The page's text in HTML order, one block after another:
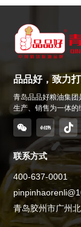
品品好，致力
青岛品品好粮油集团
生产、销售为一体的
联系方式
400-637-0001
青岛胶州市广州